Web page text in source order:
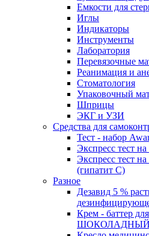
Емкости для
Иглы
Индикаторы
Инструменты
Лаборатория
Перевязочные
Реанимация и
Стоматология
Упаковочный
Шприцы
ЭКГ и УЗИ
Средства для
Тест - набор
Экспресс тест
Экспресс тест
(гипатит С)
Разное
Дезавид 5 %
Крем - баттер
ШОКОЛАДНЫЙ